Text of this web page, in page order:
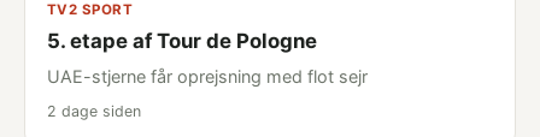
TV2 SPORT
5. etape af Tour de Pologne
UAE-stjerne får oprejsning med flot sejr
2 dage siden